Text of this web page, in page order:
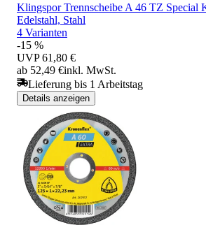
Klingspor Trennscheibe A 46 TZ Special
Edelstahl, Stahl
4 Varianten
-15 %
UVP 61,80 €
ab 52,49 €inkl. MwSt.
Lieferung bis 1 Arbeitstag
Details anzeigen